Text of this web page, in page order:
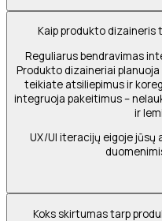
Kaip produkto dizaineris
Reguliarus bendravimas
Produkto dizaineriai
teikiate atsiliepimus ir
integruoja pakeitimus –
ir
UX/UI iteracijų eigoje
Koks skirtumas tarp